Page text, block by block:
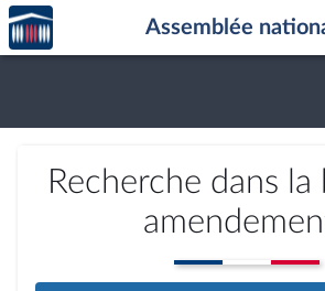
Aller au contenu
Aller en bas de la page
Accèder
à la
page
Assemblée
Recherche dans la